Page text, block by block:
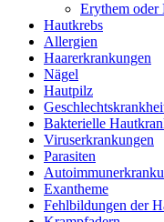
Erythem oder
Hautkrebs
Allergien
Haarerkrankungen
Nägel
Hautpilz
Bakterielle
Viruserkrankungen
Parasiten
Exantheme
Fehlbildungen der